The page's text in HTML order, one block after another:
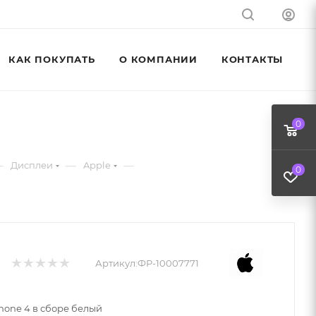
КАК ПОКУПАТЬ О КОМПАНИИ КОНТАКТЫ
Дисплеи — Apple —
Артикул:ФР-10007771
4 в сборе белый
0
0